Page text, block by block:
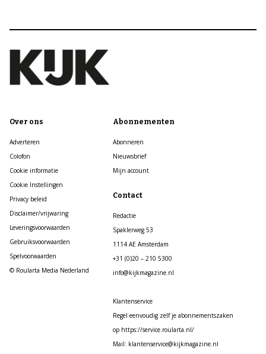
Over ons
Adverteren
Colofon
Cookie informatie
Cookie Instellingen
Privacy beleid
Disclaimer/vrijwaring
Leveringsvoorwaarden
Gebruiksvoorwaarden
Spelvoorwaarden
© Roularta Media Nederland
Abonnementen
Abonneren
Nieuwsbrief
Mijn account
Contact
Redactie
Spaklerweg 53
1114 AE Amsterdam
+31 (0)20 – 210 5300
info@kijkmagazine.nl
Klantenservice
Regel eenvoudig zelf je abonnementszaken
op https://service.roularta.nl/
Mail: klantenservice@kijkmagazine.nl